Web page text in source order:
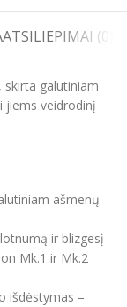
ATSILIEPIMAI (0)
skirta galutiniam
jiems veidrodinį
ašmenų
ir blizgesį
Mk.1 ir Mk.2
išdėstymas –